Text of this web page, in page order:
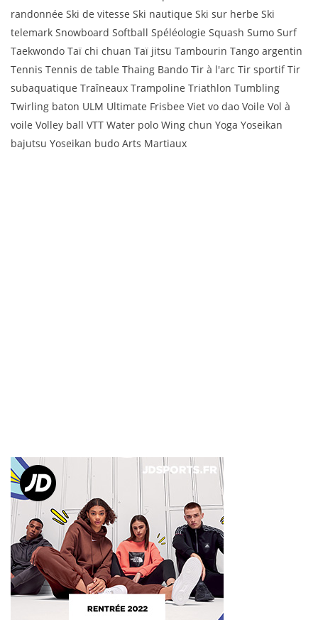
randonnée Ski de vitesse Ski nautique Ski sur herbe Ski
telemark Snowboard Softball Spéléologie Squash Sumo Surf
Taekwondo Taï chi chuan Taï jitsu Tambourin Tango argentin
Tennis Tennis de table Thaing Bando Tir à l'arc Tir sportif Tir
subaquatique Traîneaux Trampoline Triathlon Tumbling
Twirling baton ULM Ultimate Frisbee Viet vo dao Voile Vol à
voile Volley ball VTT Water polo Wing chun Yoga Yoseikan
bajutsu Yoseikan budo Arts Martiaux